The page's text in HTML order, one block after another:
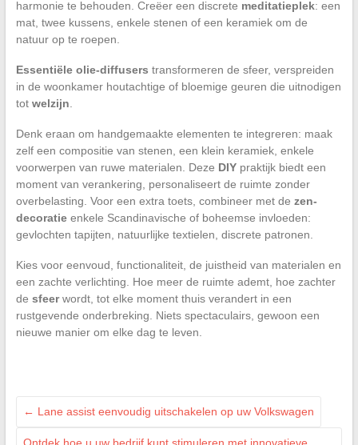
harmonie te behouden. Creëer een discrete meditatieplek: een
mat, twee kussens, enkele stenen of een keramiek om de
natuur op te roepen.
Essentiële olie-diffusers transformeren de sfeer, verspreiden
in de woonkamer houtachtige of bloemige geuren die uitnodigen
tot welzijn
Denk eraan om handgemaakte elementen te integreren: maak
zelf een compositie van stenen, een klein keramiek, enkele
voorwerpen van ruwe materialen. Deze DIYpraktijk biedt een
moment van verankering, personaliseert de ruimte zonder
overbelasting. Voor een extra toets, combineer met de zen-
decoratieenkele Scandinavische of boheemse invloeden:
gevlochten tapijten, natuurlijke textielen, discrete patronen.
Kies voor eenvoud, functionaliteit, de juistheid van materialen en
een zachte verlichting. Hoe meer de ruimte ademt, hoe zachter
de sfeerwordt, tot elke moment thuis verandert in een
rustgevende onderbreking. Niets spectaculairs, gewoon een
nieuwe manier om elke dag te leven.
← Lane assist eenvoudig uitschakelen op uw Volkswagen